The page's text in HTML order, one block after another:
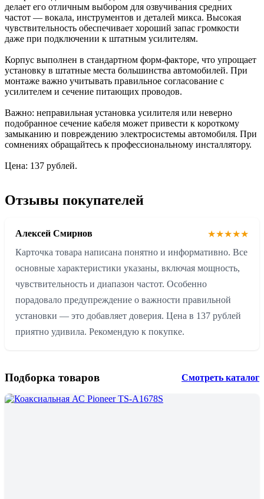
делает его отличным выбором для озвучивания средних
частот — вокала, инструментов и деталей микса. Высокая
чувствительность обеспечивает хороший запас громкости
даже при подключении к штатным усилителям.
Корпус выполнен в стандартном форм-факторе, что упрощает
установку в штатные места большинства автомобилей. При
монтаже важно учитывать правильное согласование с
усилителем и сечение питающих проводов.
Важно: неправильная установка усилителя или неверно
подобранное сечение кабеля может привести к короткому
замыканию и повреждению электросистемы автомобиля. При
сомнениях обращайтесь к профессиональному инсталлятору.
Цена: 137 рублей.
Отзывы покупателей
Алексей Смирнов
★★★★★
Карточка товара написана понятно и информативно. Все
основные характеристики указаны, включая мощность,
чувствительность и диапазон частот. Особенно
порадовало предупреждение о важности правильной
установки — это добавляет доверия. Цена в 137 рублей
приятно удивила. Рекомендую к покупке.
Подборка товаров Смотреть каталог